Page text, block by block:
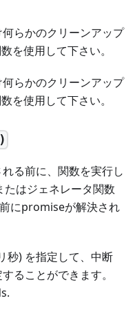
らかのクリーンアップ
を使用して下さい。
らかのクリーンアップ
を使用して下さい。
る前に、関数を実行し
はジェネレータ関数
にpromiseが解決され
秒) を指定して、中断
ることができます。